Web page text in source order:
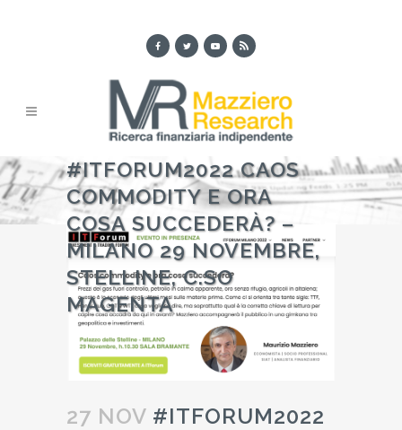
#ITFORUM2022 CAOS
COMMODITY E ORA
COSA SUCCEDERÀ? –
MILANO 29 NOVEMBRE,
STELLINE, C.SO
MAGENTA
27 NOV #ITFORUM2022